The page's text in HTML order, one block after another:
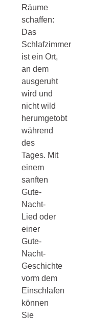
Räume
schaffen:
Das
Schlafzimmer
ist ein Ort,
an dem
ausgeruht
wird und
nicht wild
herumgetobt
während
des
Tages. Mit
einem
sanften
Gute-
Nacht-
Lied oder
einer
Gute-
Nacht-
Geschichte
vorm dem
Einschlafen
können
Sie